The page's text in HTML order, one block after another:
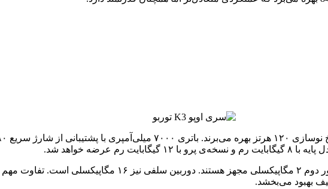
خواهد شد.
بهبود می‌بخشد.